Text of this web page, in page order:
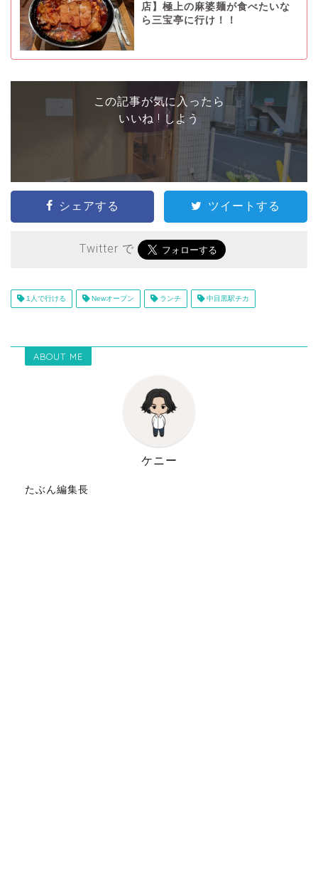
店】極上の麻婆麺が食べたいな
ら三宝亭に行け！！
この記事が気に入ったら
いいね ! しよう
シェアする ツイートする
Twitter で
1人で行ける Newオープン ランチ 中目黒駅チカ
ABOUT ME
ケニー
たぶん編集長